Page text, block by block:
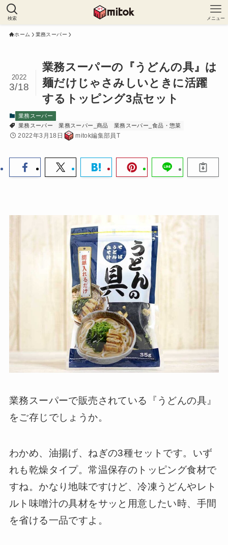
検索 メニュー
ホーム 業務スーパー
業務スーパーの『うどんの具』は
麺だけじゃさみしいときに活躍
するトッピング3点セット
2022
3/18
業務スーパー
業務スーパー
業務スーパー_商品 業務スーパー_食品・惣菜
2022年3月18日 mitok編集部員T
業務スーパーで販売されている『うどんの具』
をご存じでしょうか。
わかめ、油揚げ、ねぎの3種セットです。いず
れも乾燥タイプ。常温保存のトッピング食材で
すね。かなり地味ですけど、冷凍うどんやレト
ルト味噌汁の具材をサッと用意したい時、手間
を省ける一品ですよ。